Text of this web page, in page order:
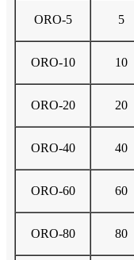
ORO-5 5
ORO-10 10
ORO-20 20
ORO-40 40
ORO-60 60
ORO-80 80